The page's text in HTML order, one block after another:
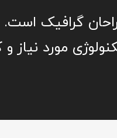
گرافیک است.
مورد نیاز و